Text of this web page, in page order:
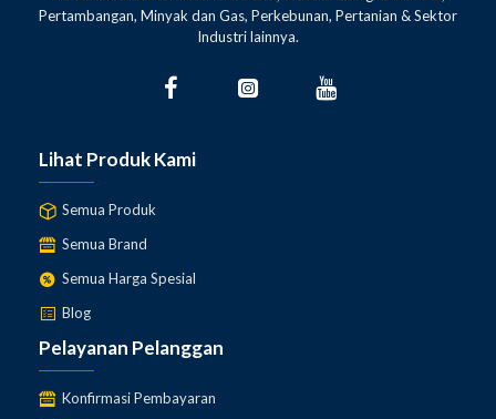
Pertambangan, Minyak dan Gas, Perkebunan, Pertanian & Sektor
Industri lainnya.
Lihat Produk Kami
Semua Produk
Semua Brand
Semua Harga Spesial
Blog
Pelayanan Pelanggan
Konfirmasi Pembayaran